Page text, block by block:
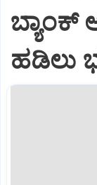
ಬ್ಯಾಂಕ್‌
ಹಡಿಲು